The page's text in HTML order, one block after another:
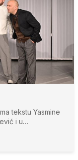
tekstu Yasmine
i u…